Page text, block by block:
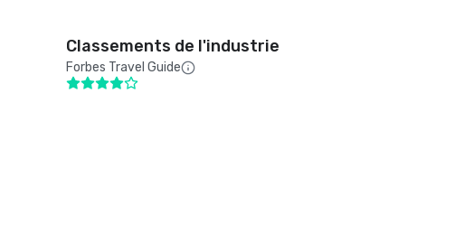
Classements de l'industrie
Forbes Travel Guide